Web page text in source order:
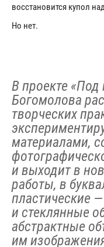
восстановится купол
Но нет.
В проекте
Богомолова
творческих
материалами,
и выходит в
работы, в
пластические
и стеклянные
абстрактные
им